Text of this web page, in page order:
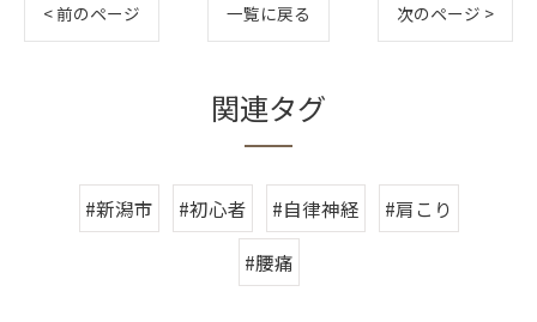
< 前のページ 一覧に戻る 次のページ >
関連タグ
#新潟市 #初心者 #自律神経 #肩こり
#腰痛